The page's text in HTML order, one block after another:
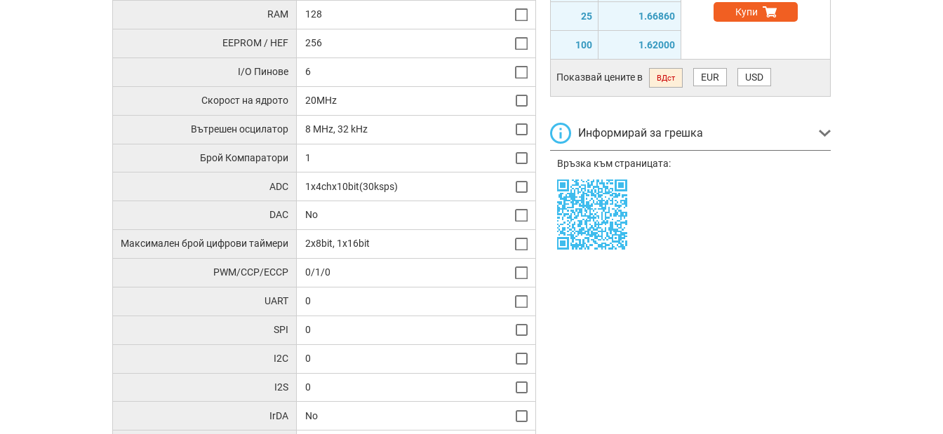
RAM 128
EEPROM / HEF 256
I/O Пинове 6
Скорост на ядрото 20MHz
Вътрешен осцилатор 8 MHz, 32 kHz
Брой Компаратори 1
ADC 1x4chx10bit(30ksps)
DAC No
Максимален брой цифрови таймери 2x8bit, 1x16bit
PWM/CCP/ECCP 0/1/0
UART 0
SPI 0
I2C 0
I2S 0
IrDA No
25 1.66860
100 1.62000
Купи
Показвай цените в ВДст EUR USD
Информирай за грешка
Връзка към страницата: